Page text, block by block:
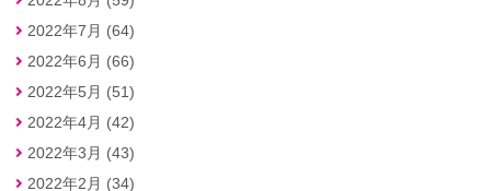
2022年7月 (64)
2022年6月 (66)
2022年5月 (51)
2022年4月 (42)
2022年3月 (43)
2022年2月 (34)